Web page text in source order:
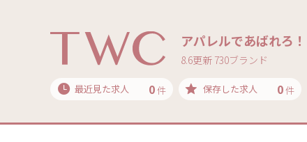
アパレルであばれろ！
8.6更新 730ブランド
最近見た求人 0件 保存した求人 0件